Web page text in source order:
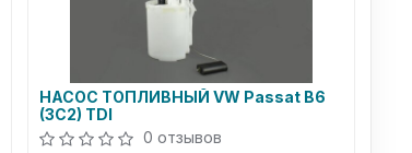
НАСОС ТОПЛИВНЫЙ VW Passat B6
(3C2) TDI
0 отзывов